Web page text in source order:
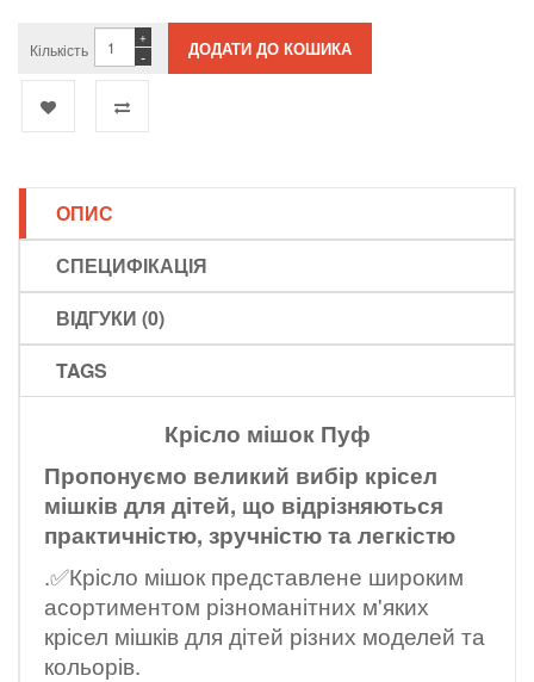
Кількість -
+
ОПИС
СПЕЦИФІКАЦІЯ
ВІДГУКИ (0)
TAGS
Крісло мішок Пуф
Пропонуємо великий вибір крісел
мішків для дітей, що відрізняються
практичністю, зручністю та легкістю
.✅Крісло мішок представлене широким
асортиментом різноманітних м'яких
крісел мішків для дітей різних моделей та
кольорів.